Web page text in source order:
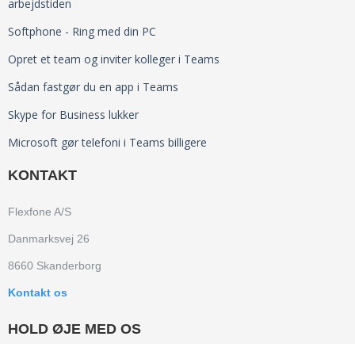
Danmark for at skabe en af de førende B2B UCaaS-
udbydere på det danske marked
Skype for Business lukker
3 stærke integrationer til Flexfone
Busylight oplyser dine kollegaer
Se alle
arbejdstiden
Softphone - Ring med din PC
Opret et team og inviter kolleger i Teams
Sådan fastgør du en app i Teams
Skype for Business lukker
Microsoft gør telefoni i Teams billigere
KONTAKT
Flexfone A/S
Danmarksvej 26
8660 Skanderborg
Kontakt os
HOLD ØJE MED OS